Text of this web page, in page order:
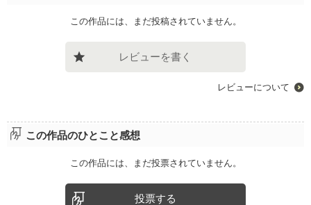
この作品には、まだ投稿されていません。
レビューを書く
レビューについて
この作品のひとこと感想
この作品には、まだ投票されていません。
投票する